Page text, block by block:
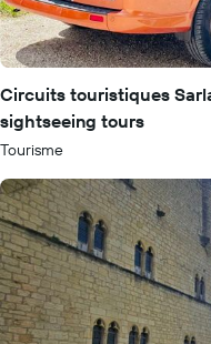
Circuits touristiques
sightseeing tours
Tourisme